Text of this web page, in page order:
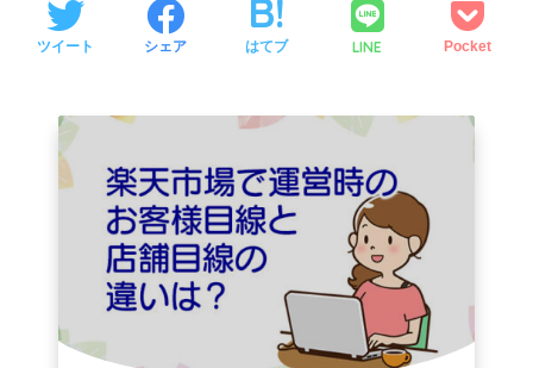
ツイート シェア はてブ LINE Pocket